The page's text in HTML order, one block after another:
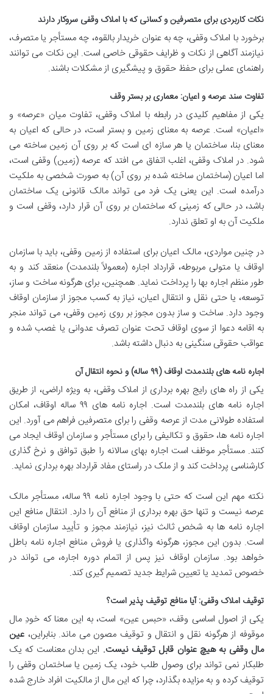
نکات کاربردی برای متصرفین و کسانی که با املاک وقفی سروکار دارند
برخورد با املاک وقفی، چه به عنوان خریدار بالقوه، چه مستأجر یا متصرف،
نیازمند آگاهی از نکات و ظرایف حقوقی خاصی است. این نکات می توانند
راهنمای عملی برای حفظ حقوق و پیشگیری از مشکلات باشند.
تفاوت سند عرصه و اعیان: معماری بر بستر وقف
یکی از مفاهیم کلیدی در رابطه با املاک وقفی، تفاوت میان «عرصه» و
«اعیان» است. عرصه به معنای زمین و بستر است، در حالی که اعیان به
معنای بنا، ساختمان یا هر سازه ای است که بر روی آن زمین ساخته می
شود. در املاک وقفی، اغلب اتفاق می افتد که عرصه (زمین) وقفی است،
اما اعیان (ساختمان ساخته شده بر روی آن) به صورت شخصی به ملکیت
درآمده است. این یعنی یک فرد می تواند مالک قانونی یک ساختمان
باشد، در حالی که زمینی که ساختمان بر روی آن قرار دارد، وقفی است و
ملکیت آن به او تعلق ندارد.
در چنین مواردی، مالک اعیان برای استفاده از زمین وقفی، باید با سازمان
اوقاف یا متولی مربوطه، قرارداد اجاره (معمولاً بلندمدت) منعقد کند و به
طور منظم اجاره بها را پرداخت نماید. همچنین، برای هرگونه ساخت و ساز،
توسعه، یا حتی نقل و انتقال اعیان، نیاز به کسب مجوز از سازمان اوقاف
وجود دارد. ساخت و ساز بدون مجوز بر روی زمین وقفی، می تواند منجر
به اقامه دعوا از سوی اوقاف تحت عنوان تصرف عدوانی یا غصب شده و
عواقب حقوقی سنگینی به دنبال داشته باشد.
اجاره نامه های بلندمدت اوقاف (۹۹ ساله) و نحوه انتقال آن
یکی از راه های رایج بهره برداری از املاک وقفی، به ویژه اراضی، از طریق
اجاره نامه های بلندمدت است. اجاره نامه های ۹۹ ساله اوقاف، امکان
استفاده طولانی مدت از عرصه وقفی را برای متصرفین فراهم می آورد. این
اجاره نامه ها، حقوق و تکالیفی را برای مستأجر و سازمان اوقاف ایجاد می
کنند. مستأجر موظف است اجاره بهای سالانه را طبق توافق و نرخ گذاری
کارشناسی پرداخت کند و از ملک در راستای مفاد قرارداد بهره برداری نماید.
نکته مهم این است که حتی با وجود اجاره نامه ۹۹ ساله، مستأجر مالک
عرصه نیست و تنها حق بهره برداری از منافع آن را دارد. انتقال منافع این
اجاره نامه ها به شخص ثالث نیز، نیازمند مجوز و تأیید سازمان اوقاف
است. بدون این مجوز، هرگونه واگذاری یا فروش منافع اجاره نامه باطل
خواهد بود. سازمان اوقاف نیز پس از اتمام دوره اجاره، می تواند در
خصوص تمدید یا تعیین شرایط جدید تصمیم گیری کند.
توقیف املاک وقفی: آیا منافع توقیف پذیر است؟
یکی از اصول اساسی وقف، «حبس عین» است، به این معنا که خودِ مال
موقوفه از هرگونه نقل و انتقال و توقیف مصون می ماند. بنابراین، عین
مال وقفی به هیچ عنوان قابل توقیف نیست. این بدان معناست که یک
طلبکار نمی تواند برای وصول طلب خود، یک زمین یا ساختمان وقفی را
توقیف کرده و به مزایده بگذارد، چرا که این مال از مالکیت افراد خارج شده